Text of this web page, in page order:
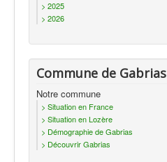
> 2025
> 2026
Commune de Gabrias
Notre commune
> Situation en France
> Situation en Lozère
> Démographie de Gabrias
> Découvrir Gabrias